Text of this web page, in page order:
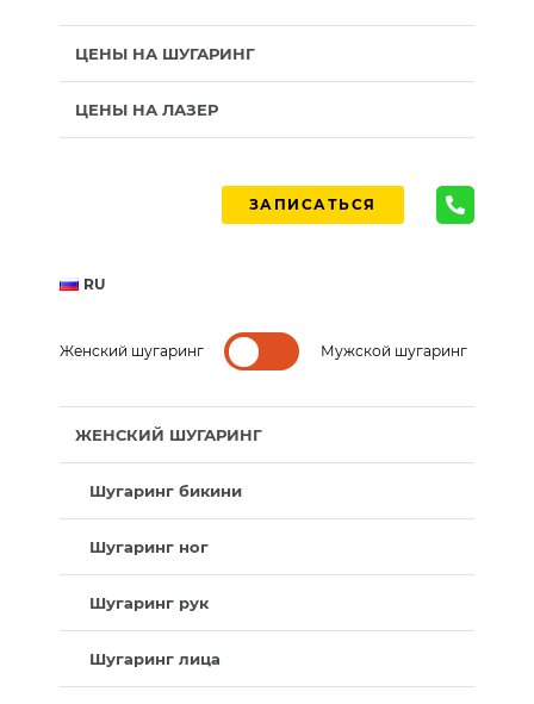
ЦЕНЫ НА ШУГАРИНГ
ЦЕНЫ НА ЛАЗЕР
ЗАПИСАТЬСЯ
RU
Женский шугаринг Мужской шугаринг
ЖЕНСКИЙ ШУГАРИНГ
Шугаринг бикини
Шугаринг ног
Шугаринг рук
Шугаринг лица